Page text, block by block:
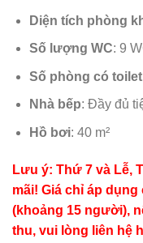
Diện tích phòng
Số lượng WC: 9
Số phòng có
Nhà bếp: Đầy đủ
Hồ bơi: 40 m²
Lưu ý: Thứ 7 và Lễ,
mãi! Giá chỉ áp
(khoảng 15 người),
thu, vui lòng liên hệ